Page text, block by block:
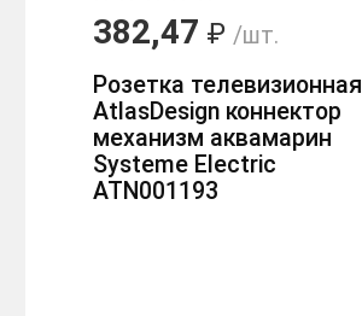
382,47 ₽ /шт.
Розетка телевизионная
AtlasDesign коннектор
механизм аквамарин
Systeme Electric
ATN001193